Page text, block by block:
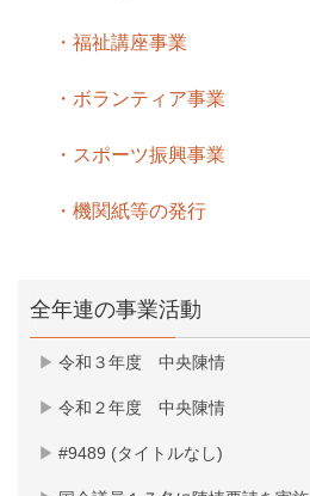
・福祉講座事業
・ボランティア事業
・スポーツ振興事業
・機関紙等の発行
全年連の事業活動
令和３年度 中央陳情
令和２年度 中央陳情
#9489 (タイトルなし)